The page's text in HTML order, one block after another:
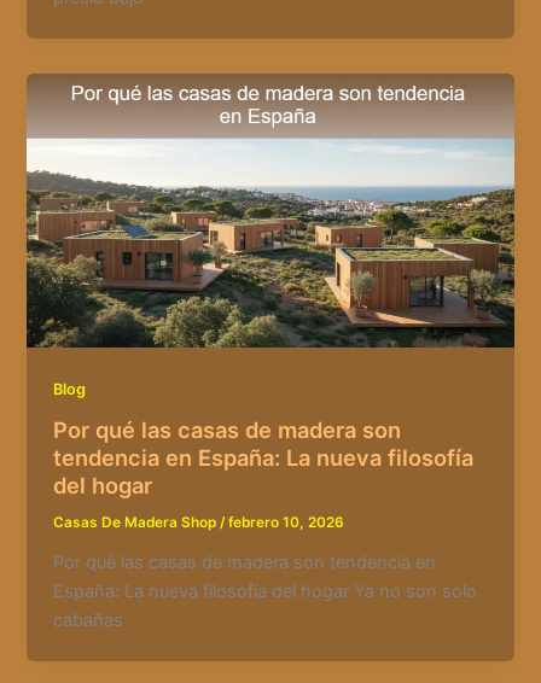
Blog
Por qué las casas de madera son
tendencia en España: La nueva filosofía
del hogar
Casas De Madera Shop/febrero 10, 2026
Por qué las casas de madera son tendencia en
España: La nueva filosofía del hogar Ya no son solo
cabañas